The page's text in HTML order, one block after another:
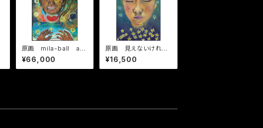
原画 mila-ball ac
oustic reggae live
painting
¥66,000
原画 見えないけれど
あるんだよ。
¥16,500